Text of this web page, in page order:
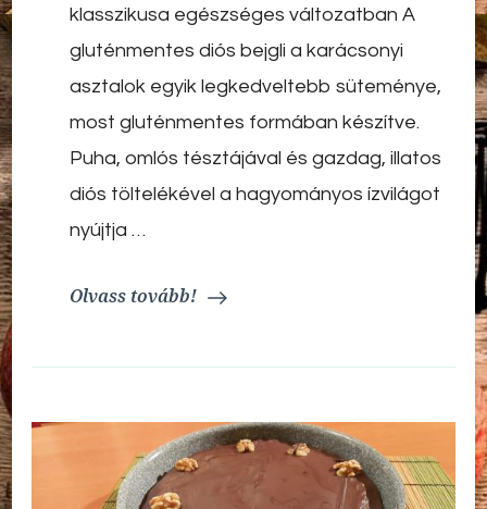
Az
ünnepek
klasszikusa
változatban
klasszikusa egészséges változatban A
gluténmentes diós bejgli a karácsonyi
asztalok egyik legkedveltebb süteménye,
most gluténmentes formában készítve.
Puha, omlós tésztájával és gazdag, illatos
diós töltelékével a hagyományos ízvilágot
nyújtja …
Olvass tovább!